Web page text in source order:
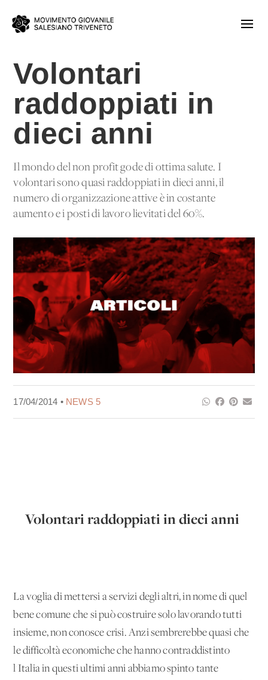
Volontari
raddoppiati in
dieci anni
Il mondo del non profit gode di ottima salute. I
volontari sono quasi raddoppiati in dieci anni, il
numero di organizzazione attive è in costante
aumento e i posti di lavoro lievitati del 60%.
17/04/2014 • NEWS 5
Volontari raddoppiati in dieci anni
La voglia di mettersi a servizi degli altri, in nome di quel
bene comune che si può costruire solo lavorando tutti
insieme, non conosce crisi. Anzi sembrerebbe quasi che
le difficoltà economiche che hanno contraddistinto
l'Italia in questi ultimi anni abbiamo spinto tante